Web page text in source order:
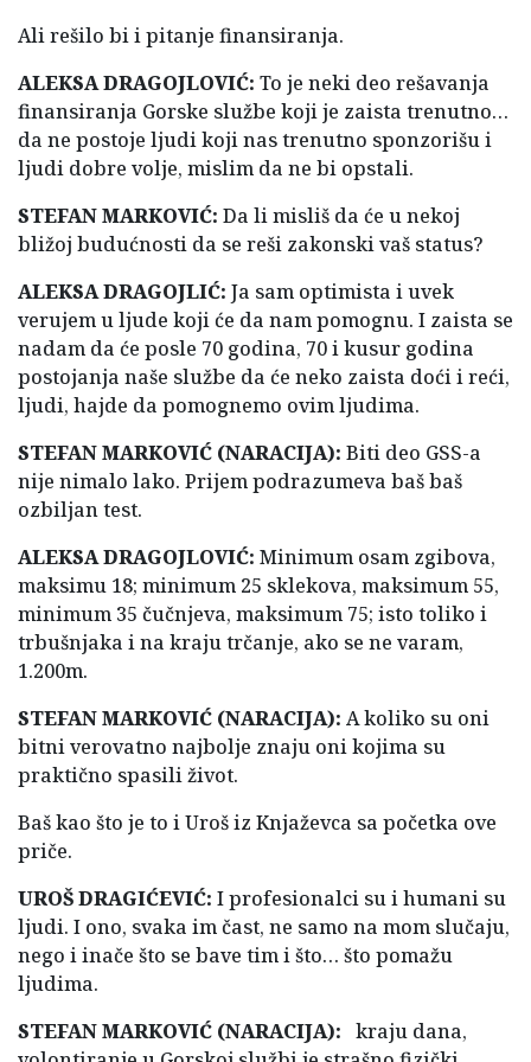
Ali rešilo bi i pitanje finansiranja.
ALEKSA DRAGOJLOVIĆ: To je neki deo rešavanja
finansiranja Gorske službe koji je zaista trenutno…
da ne postoje ljudi koji nas trenutno sponzorišu i
ljudi dobre volje, mislim da ne bi opstali.
STEFAN MARKOVIĆ: Da li misliš da će u nekoj
bližoj budućnosti da se reši zakonski vaš status?
ALEKSA DRAGOJLIĆ: Ja sam optimista i uvek
verujem u ljude koji će da nam pomognu. I zaista se
nadam da će posle 70 godina, 70 i kusur godina
postojanja naše službe da će neko zaista doći i reći,
ljudi, hajde da pomognemo ovim ljudima.
STEFAN MARKOVIĆ (NARACIJA): Biti deo GSS-a
nije nimalo lako. Prijem podrazumeva baš baš
ozbiljan test.
ALEKSA DRAGOJLOVIĆ: Minimum osam zgibova,
maksimu 18; minimum 25 sklekova, maksimum 55,
minimum 35 čučnjeva, maksimum 75; isto toliko i
trbušnjaka i na kraju trčanje, ako se ne varam,
1.200m.
STEFAN MARKOVIĆ (NARACIJA): A koliko su oni
bitni verovatno najbolje znaju oni kojima su
praktično spasili život.
Baš kao što je to i Uroš iz Knjaževca sa početka ove
priče.
UROŠ DRAGIĆEVIĆ: I profesionalci su i humani su
ljudi. I ono, svaka im čast, ne samo na mom slučaju,
nego i inače što se bave tim i što… što pomažu
ljudima.
STEFAN MARKOVIĆ (NARACIJA): kraju dana,